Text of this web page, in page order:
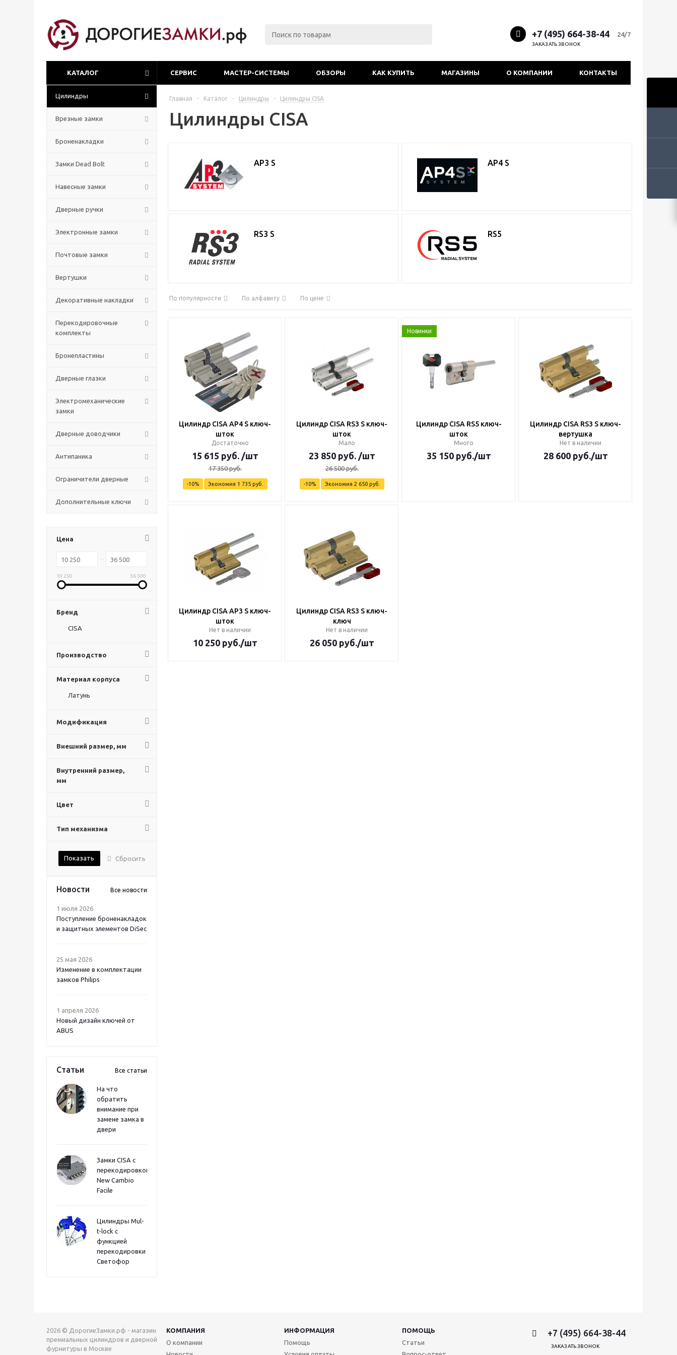
+7 (495) 664-38-44 24/7
ЗАКАЗАТЬ ЗВОНОК
КАТАЛОГ СЕРВИС МАСТЕР-СИСТЕМЫ ОБЗОРЫ КАК КУПИТЬ МАГАЗИНЫ О КОМПАНИИ КОНТАКТЫ
Цилиндры
Врезные замки
Броненакладки
Замки Dead Bolt
Навесные замки
Дверные ручки
Электронные замки
Почтовые замки
Вертушки
Декоративные накладки
Перекодировочные
комплекты
Бронепластины
Дверные глазки
Электромеханические
замки
Дверные доводчики
Антипаника
Ограничители дверные
Дополнительные ключи
Цена
10 250 36 500
Бренд
CISA
Производство
Материал корпуса
Латунь
Модификация
Внешний размер, мм
Внутренний размер,
мм
Цвет
Тип механизма
Показать Сбросить
Новости Все новости
1 июля 2026
Поступление броненакладок
и защитных элементов DiSec
25 мая 2026
Изменение в комплектации
замков Philips
1 апреля 2026
Новый дизайн ключей от
ABUS
Статьи Все статьи
На что
обратить
внимание при
замене замка в
двери
Замки CISA с
перекодировкой
New Cambio
Facile
Цилиндры Mul-
t-lock с
функцией
перекодировки
Светофор
Главная - Каталог - Цилиндры - Цилиндры CISA
Цилиндры CISA
AP3 S AP4 S
RS3 S RS5
По популярности По алфавиту По цене
Цилиндр CISA AP4 S ключ-
шток
Достаточно
15 615 руб. /шт
17 350руб.
-10% Экономия 1 735руб.
Цилиндр CISA RS3 S ключ-
шток
Мало
23 850руб. /шт
26 500руб.
-10% Экономия 2 650руб.
Новинки
Цилиндр CISA RS5 ключ-
шток
Много
35 150руб./шт
Цилиндр CISA RS3 S ключ-
вертушка
Нет в наличии
28 600руб./шт
Цилиндр CISA AP3 S ключ-
шток
Нет в наличии
10 250руб./шт
Цилиндр CISA RS3 S ключ-
ключ
Нет в наличии
26 050руб./шт
2026 © ДорогиеЗамки.рф - магазин
премиальных цилиндров и дверной
фурнитуры в Москве
КОМПАНИЯ ИНФОРМАЦИЯ
ПОМОЩЬ
О компании
Помощь
Статьи
+7 (495) 664-38-44
ЗАКАЗАТЬ ЗВОНОК